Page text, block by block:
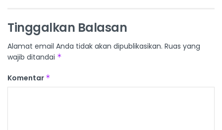
Tinggalkan Balasan
Alamat email Anda tidak akan dipublikasikan. Ruas yang
wajib ditandai *
Komentar *